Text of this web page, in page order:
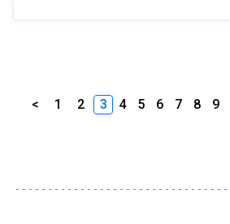
< 1 2 3 4 5 6 7 8 9